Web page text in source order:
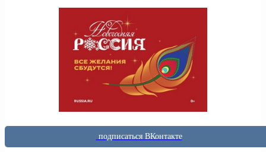
подписаться ВКонтакте